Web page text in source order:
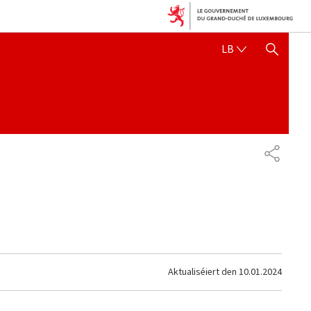
LB SHOW HIDE SEARCH
Aktualiséiert den 10.01.2024